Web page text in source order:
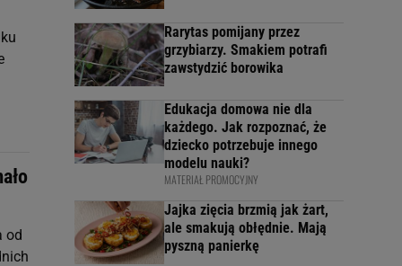
od
Rarytas pomijany przez
grzybiarzy. Smakiem potrafi
zawstydzić borowika
Edukacja domowa nie dla
każdego. Jak rozpoznać, że
dziecko potrzebuje innego
modelu nauki?
MATERIAŁ PROMOCYJNY
Jajka zięcia brzmią jak żart,
ale smakują obłędnie. Mają
pyszną panierkę
celów identyfikacji.
reklam i treści,